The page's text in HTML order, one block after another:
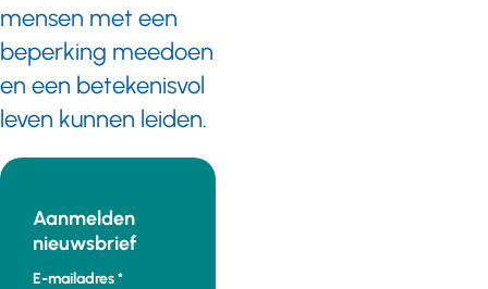
mensen met een
beperking meedoen
en een betekenisvol
leven kunnen leiden.
Aanmelden
nieuwsbrief
E-mailadres